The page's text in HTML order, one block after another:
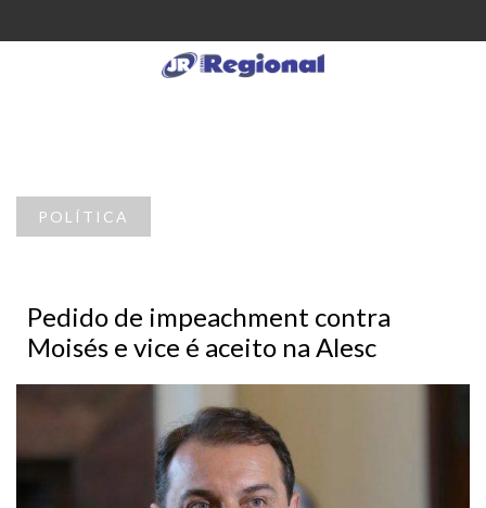
POLÍTICA
Pedido de impeachment contra
Moisés e vice é aceito na Alesc